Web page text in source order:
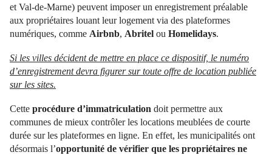
et Val-de-Marne) peuvent imposer un enregistrement préalable
aux propriétaires louant leur logement via des plateformes
numériques, comme Airbnb, Abritel ou Homelidays.
Si les villes décident de mettre en place ce dispositif, le numéro
d’enregistrement devra figurer sur toute offre de location publiée
sur les sites.
Cette procédure d’immatriculation doit permettre aux
communes de mieux contrôler les locations meublées de courte
durée sur les plateformes en ligne. En effet, les municipalités ont
désormais l’opportunité de vérifier que les propriétaires ne